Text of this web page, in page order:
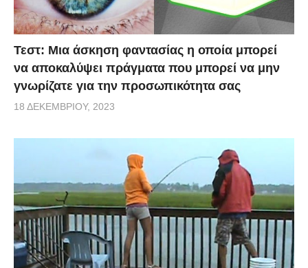
Τεστ: Μια άσκηση φαντασίας η οποία μπορεί
να αποκαλύψει πράγματα που μπορεί να μην
γνωρίζατε για την προσωπικότητα σας
18 ΔΕΚΕΜΒΡΊΟΥ, 2023